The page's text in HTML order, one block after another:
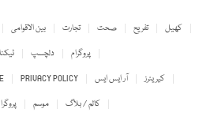
بین الاقوامی تجارت صحت تفریح
کھیل
دلچسپ
پروگرام
PRIVACY POLICY آر ایس ایس
کیریئرز
موسم کالم / بلاگ